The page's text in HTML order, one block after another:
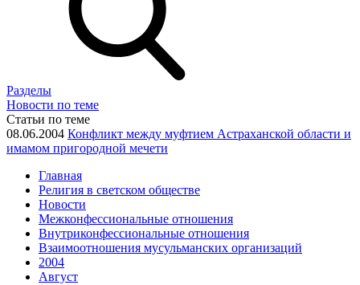
Разделы
Новости по теме
Статьи по теме
08.06.2004 Конфликт между муфтием Астраханской области и
имамом пригородной мечети
Главная
Религия в светском обществе
Новости
Межконфессиональные отношения
Внутриконфессиональные отношения
Взаимоотношения мусульманских организаций
2004
Август